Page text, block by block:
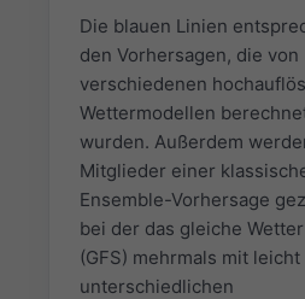
Die blauen Linien
den Vorhersagen, die von
verschiedenen
Wettermodellen
wurden. Außerdem
Mitglieder einer
Ensemble-Vorhersage
bei der das gleiche
(GFS) mehrmals mit leicht
unterschiedlichen